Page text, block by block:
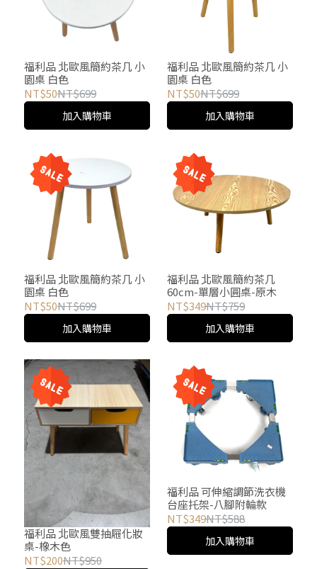
福利品 北歐風簡約茶几 小
園桌 白色
NT$50NT$699
加入購物車
福利品 北歐風簡約茶几 小
園桌 白色
NT$50NT$699
加入購物車
福利品 北歐風簡約茶几 小
園桌 白色
NT$50NT$699
加入購物車
福利品 北歐風簡約茶几
60cm-單層小圓桌-原木
NT$349NT$759
加入購物車
福利品 北歐風雙抽屜化妝
桌-橡木色
NT$200NT$950
福利品 可伸縮調節洗衣機
台座托架-八腳附輪款
NT$349NT$588
加入購物車